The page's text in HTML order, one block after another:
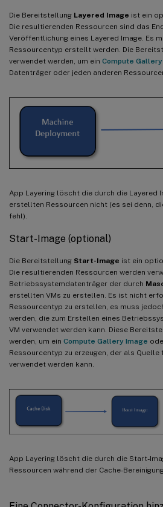
Die Bereitstellung Layered Image ist ein
Die resultierenden Ressourcen sind das
Veröffentlichung eines Layered Image. Es
Ressourcentyp erstellt werden. Die
verwendet werden, um ein Compute
Datenträger oder jeden anderen
App Layering löscht die durch die Layered
erstellten Ressourcen nicht (es sei denn,
fehl).
Start-Image (optional)
Die Bereitstellung Start-Image ist ein
Die resultierenden Ressourcen werden
Betriebssystemdatenträger der durch
erstellten VMs zu erstellen. Es ist nicht
Ressourcentyp zu erstellen, es muss
werden, die zum Erstellen eines
VM verwendet werden kann. Diese
werden, um ein Compute Gallery Image
Ressourcentyp zu erzeugen, der als Quelle
verwendet werden kann.
App Layering löscht die durch die Start-
Ressourcen während der Cache-